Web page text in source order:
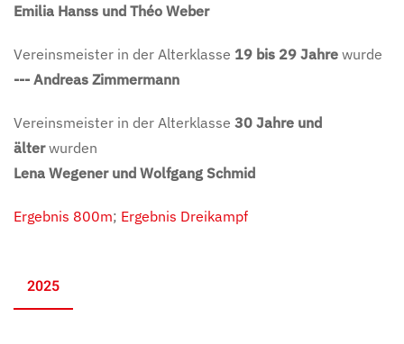
Emilia Hanss und Théo Weber
Vereinsmeister in der Alterklasse 19 bis 29 Jahre wurde
--- Andreas Zimmermann
Vereinsmeister in der Alterklasse 30 Jahre und
älterwurden
Lena Wegener und Wolfgang Schmid
Ergebnis 800m; Ergebnis Dreikampf
2025